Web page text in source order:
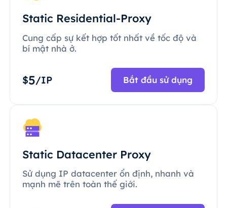
Static Residential-Proxy
Cung cấp sự kết hợp tốt nhất về tốc độ và
bí mật nhà ở.
$5/IP Bắt đầu sử dụng
Static Datacenter Proxy
Sử dụng IP datacenter ổn định, nhanh và
mạnh mẽ trên toàn thế giới.